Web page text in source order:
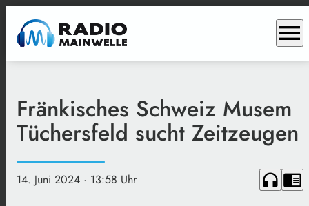
menu
Fränkisches Schweiz Musem
Tüchersfeld sucht Zeitzeugen
14. Juni 2024 · 13:58 Uhr headphones chrome_reader_mode